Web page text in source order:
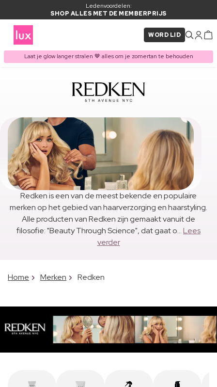
Ledenvoordelen:
SHOP ALLES MET DE MEMBERPRIJS
WORD LID
Laat je glow langer stralen 🤎 alles om je zomertan te behouden
Redken is een van de meest bekende en populaire
merken op het gebied van haarverzorging en haarstyling.
Alle producten van Redken zijn gemaakt vanuit de
filosofie: "Beauty Through Science", dat gaat o...Lees
verder
Home Merken Redken